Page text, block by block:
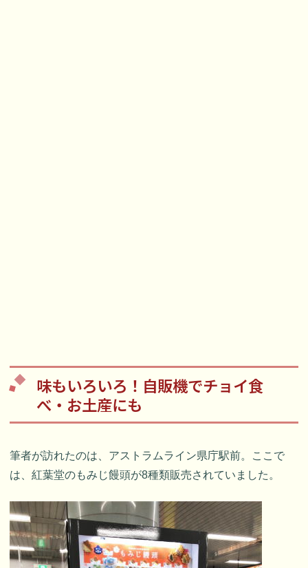
味もいろいろ！自販機でチョイ食
べ・お土産にも
筆者が訪れたのは、アストラムライン県庁駅前。ここで
は、紅葉堂のもみじ饅頭が8種類販売されていました。